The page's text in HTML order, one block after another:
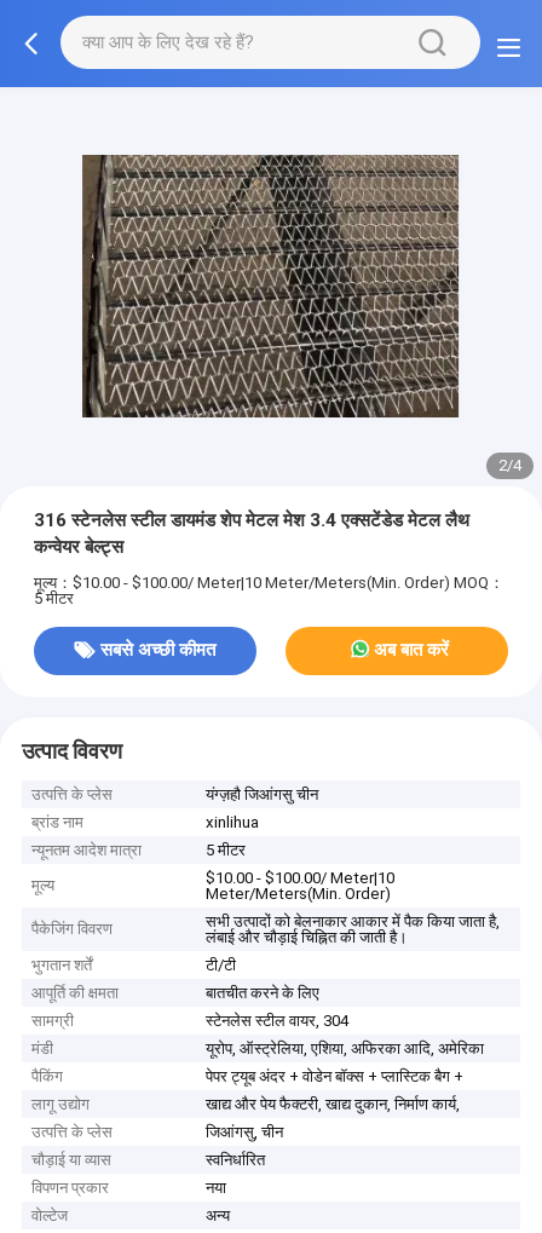
2/4
316 स्टेनलेस स्टील डायमंड शेप मेटल मेश 3.4 एक्सटेंडेड मेटल लैथ
कन्वेयर बेल्ट्स
मूल्य：$10.00 - $100.00/ Meter|10 Meter/Meters(Min. Order) MOQ：
5 मीटर
सबसे अच्छी कीमत अब बात करें
उत्पाद विवरण
उत्पत्ति के प्लेस
यंग्ज़हौ जिआंगसु चीन
ब्रांड नाम
xinlihua
न्यूनतम आदेश मात्रा
5 मीटर
मूल्य
$10.00 - $100.00/ Meter|10
Meter/Meters(Min. Order)
पैकेजिंग विवरण
सभी उत्पादों को बेलनाकार आकार में पैक किया जाता है,
लंबाई और चौड़ाई चिह्नित की जाती है।
भुगतान शर्तें
टी/टी
आपूर्ति की क्षमता
बातचीत करने के लिए
सामग्री
स्टेनलेस स्टील वायर, 304
मंडी
यूरोप, ऑस्ट्रेलिया, एशिया, अफिरका आदि, अमेरिका
पैकिंग
पेपर ट्यूब अंदर + वोडेन बॉक्स + प्लास्टिक बैग +
लागू उद्योग
खाद्य और पेय फैक्टरी, खाद्य दुकान, निर्माण कार्य,
उत्पत्ति के प्लेस
जिआंगसु, चीन
चौड़ाई या व्यास
स्वनिर्धारित
विपणन प्रकार
नया
वोल्टेज
अन्य